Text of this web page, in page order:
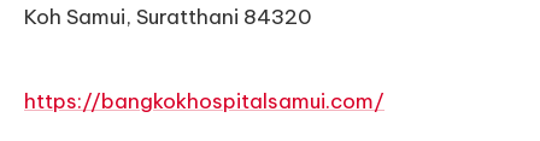
Koh Samui, Suratthani 84320
https://bangkokhospitalsamui.com/